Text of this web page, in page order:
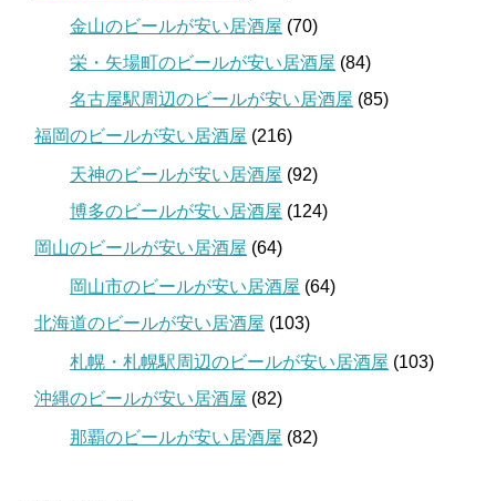
金山のビールが安い居酒屋 (70)
栄・矢場町のビールが安い居酒屋 (84)
名古屋駅周辺のビールが安い居酒屋 (85)
福岡のビールが安い居酒屋 (216)
天神のビールが安い居酒屋 (92)
博多のビールが安い居酒屋 (124)
岡山のビールが安い居酒屋 (64)
岡山市のビールが安い居酒屋 (64)
北海道のビールが安い居酒屋 (103)
札幌・札幌駅周辺のビールが安い居酒屋 (103)
沖縄のビールが安い居酒屋 (82)
那覇のビールが安い居酒屋 (82)